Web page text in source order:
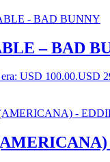
– BAD
USD 100.00.USD